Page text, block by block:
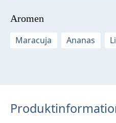
Aromen
Maracuja
Ananas